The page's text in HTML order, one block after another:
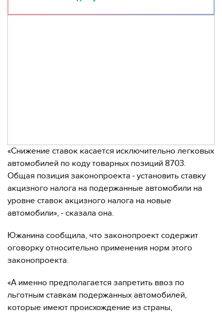
«Снижение ставок касается исключительно легковых
автомобилей по коду товарных позиций 8703.
Общая позиция законопроекта - установить ставку
акцизного налога на подержанные автомобили на
уровне ставок акцизного налога на новые
автомобили», - сказала она.
Южанина сообщила, что законопроект содержит
оговорку относительно применения норм этого
законопроекта.
«А именно предполагается запретить ввоз по
льготным ставкам подержанных автомобилей,
которые имеют происхождение из страны,